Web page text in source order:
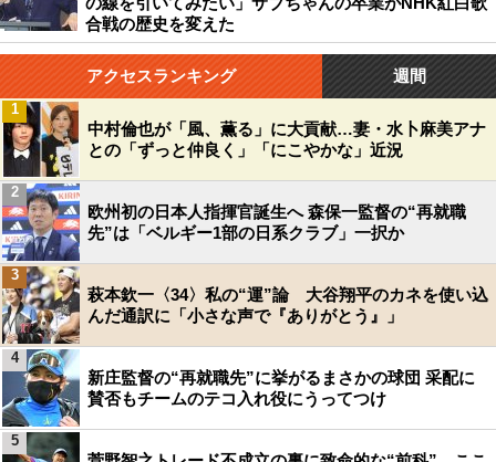
合戦の歴史を変えた
アクセスランキング 週間
中村倫也が「風、薫る」に大貢献…妻・水卜麻美アナ
との「ずっと仲良く」「にこやかな」近況
1
欧州初の日本人指揮官誕生へ 森保一監督の“再就職
先”は「ベルギー1部の日系クラブ」一択か
2
萩本欽一〈34〉私の“運”論 大谷翔平のカネを使い込
んだ通訳に「小さな声で『ありがとう』」
3
新庄監督の“再就職先”に挙がるまさかの球団 采配に
賛否もチームのテコ入れ役にうってつけ
4
5